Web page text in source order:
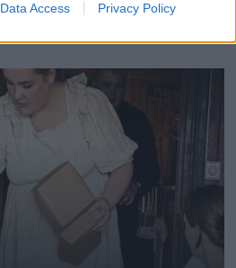
Data Access Privacy Policy